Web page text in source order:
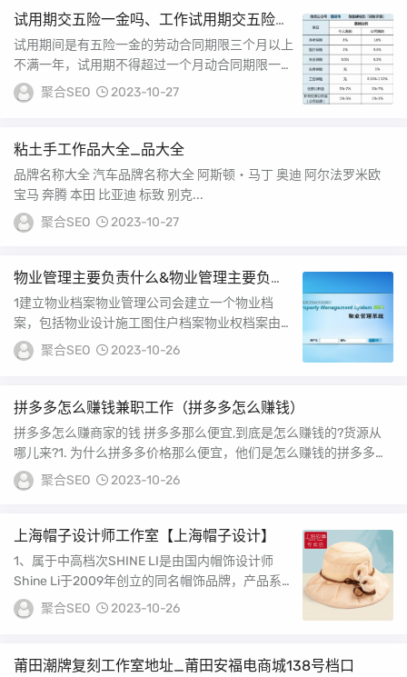
试用期交五险一金吗、工作试用期交五险一
金吗
试用期间是有五险一金的劳动合同期限三个月以上
不满一年，试用期不得超过一个月动合同期限一年
以上不满三年，试用期不得超过二个月年以上固定
期限...
聚合SEO 2023-10-27
粘土手工作品大全_品大全
品牌名称大全 汽车品牌名称大全 阿斯顿・马丁 奥迪 阿尔法罗米欧
宝马 奔腾 本田 比亚迪 标致 别克...
聚合SEO
2023-10-27
物业管理主要负责什么&物业管理主要负责
什么工作
1建立物业档案物业管理公司会建立一个物业档
案，包括物业设计施工图住户档案物业权档案由子
信息档案等2负责装饰装修管理工作对住户装修过
程中涉...
聚合SEO 2023-10-26
拼多多怎么赚钱兼职工作（拼多多怎么赚钱）
拼多多怎么赚商家的钱 拼多多那么便宜,到底是怎么赚钱的?货源从
哪儿来?1. 为什么拼多多价格那么便宜，他们是怎么赚钱的拼多多这
一平台上的...
聚合SEO 2023-10-26
上海帽子设计师工作室【上海帽子设计】
1、属于中高档次SHINE LI是由国内帽饰设计师
Shine Li于2009年创立的同名帽饰品牌，产品系
列主要为帽子发饰该品牌以其自由奇...
聚合SEO 2023-10-26
莆田潮牌复刻工作室地址_莆田安福电商城138号档口